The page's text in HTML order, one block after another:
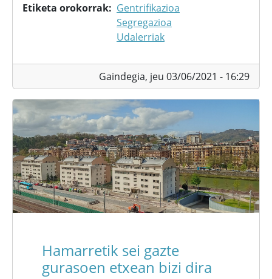
Etiketa orokorrak
Gentrifikazioa
Segregazioa
Udalerriak
Gaindegia, jeu 03/06/2021 - 16:29
Hamarretik sei gazte
gurasoen etxean bizi dira